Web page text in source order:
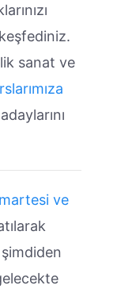
sanat ve
ve
şimdiden